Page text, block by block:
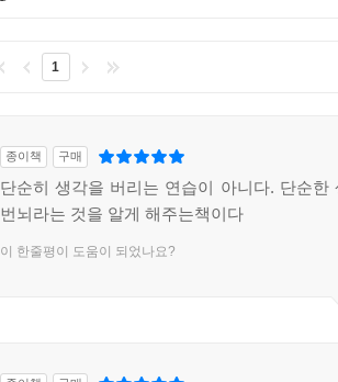
1
종이책 구매
단순히 생각을 버리는 연습이 아니다. 단순한
번뇌라는 것을 알게 해주는책이다
이 한줄평이 도움이 되었나요?